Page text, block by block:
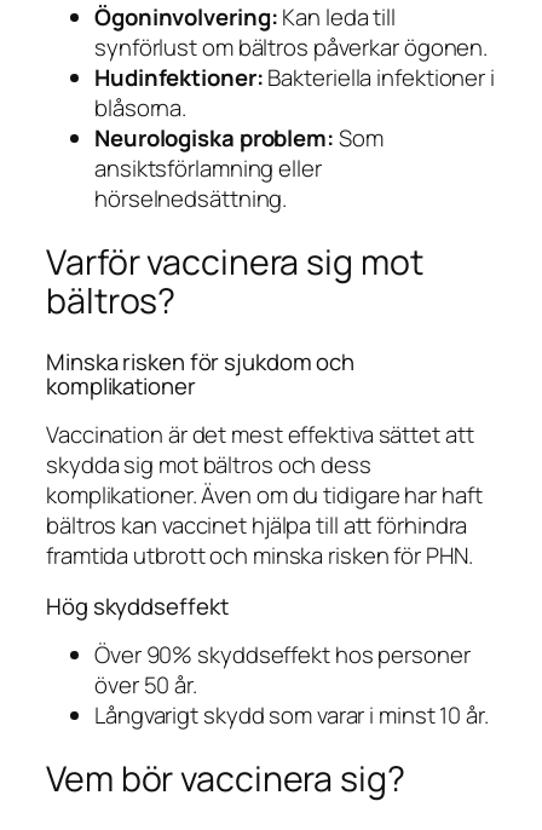
Ögoninvolvering:Kan leda till
synförlust om bältros påverkar ögonen.
Hudinfektioner:Bakteriella infektioner i
blåsorna.
Neurologiska problem:Som
ansiktsförlamning eller
hörselnedsättning.
Varför vaccinera sig mot
bältros?
Minska risken för sjukdom och
komplikationer
Vaccination är det mest effektiva sättet att
skydda sig mot bältros och dess
komplikationer. Även om du tidigare har haft
bältros kan vaccinet hjälpa till att förhindra
framtida utbrott och minska risken för PHN.
Hög skyddseffekt
Över 90% skyddseffekt hos personer
över 50 år.
Långvarigt skydd som varar i minst 10 år.
Vem bör vaccinera sig?